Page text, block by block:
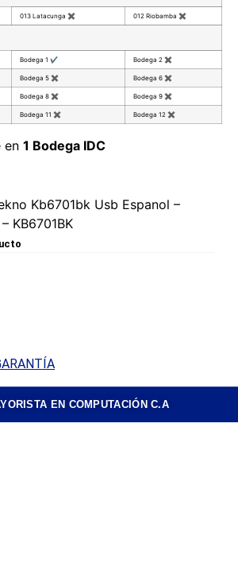
013 Latacunga ✖ 012 Riobamba ✖
Bodega 1 ✔ Bodega 2 ✖
Bodega 5 ✖ Bodega 6 ✖
Bodega 8 ✖ Bodega 9 ✖
Bodega 11 ✖ Bodega 12 ✖
en 1 Bodega IDC
Kb6701bk Usb Espanol –
KB6701BK
EN COMPUTACIÓN C.A